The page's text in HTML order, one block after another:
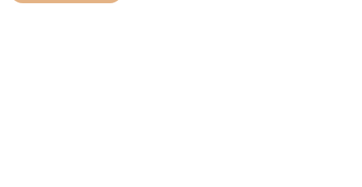
Каталог Избранное